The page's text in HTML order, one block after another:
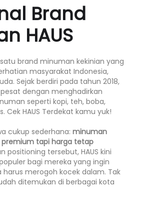
Brand
HAUS
satu brand minuman kekinian yang
masyarakat Indonesia,
Sejak berdiri pada tahun 2018,
pesat dengan menghadirkan
seperti kopi, teh, boba,
Cek HAUS Terdekat kamu yuk!
cukup sederhana: minuman
premium tapi harga tetap
positioning tersebut, HAUS kini
bagi mereka yang ingin
merogoh kocek dalam. Tak
ditemukan di berbagai kota